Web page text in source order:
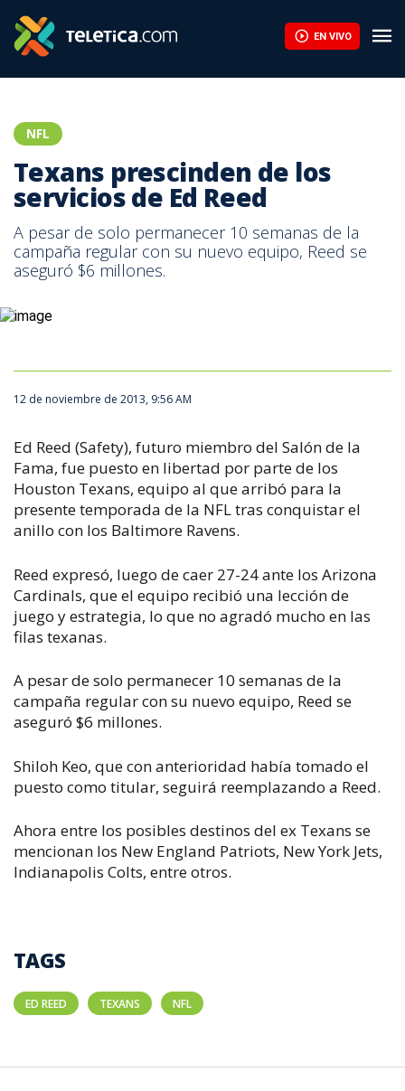
EN VIVO
NFL
Texans prescinden de los
servicios de Ed Reed
A pesar de solo permanecer 10 semanas de la
campaña regular con su nuevo equipo, Reed se
aseguró $6 millones.
12 de noviembre de 2013, 9:56 AM
Ed Reed (Safety), futuro miembro del Salón de la
Fama, fue puesto en libertad por parte de los
Houston Texans, equipo al que arribó para la
presente temporada de la NFL tras conquistar el
anillo con los Baltimore Ravens.
Reed expresó, luego de caer 27-24 ante los Arizona
Cardinals, que el equipo recibió una lección de
juego y estrategia, lo que no agradó mucho en las
filas texanas.
A pesar de solo permanecer 10 semanas de la
campaña regular con su nuevo equipo, Reed se
aseguró $6 millones.
Shiloh Keo, que con anterioridad había tomado el
puesto como titular, seguirá reemplazando a Reed.
Ahora entre los posibles destinos del ex Texans se
mencionan los New England Patriots, New York Jets,
Indianapolis Colts, entre otros.
TAGS
ED REED TEXANS NFL